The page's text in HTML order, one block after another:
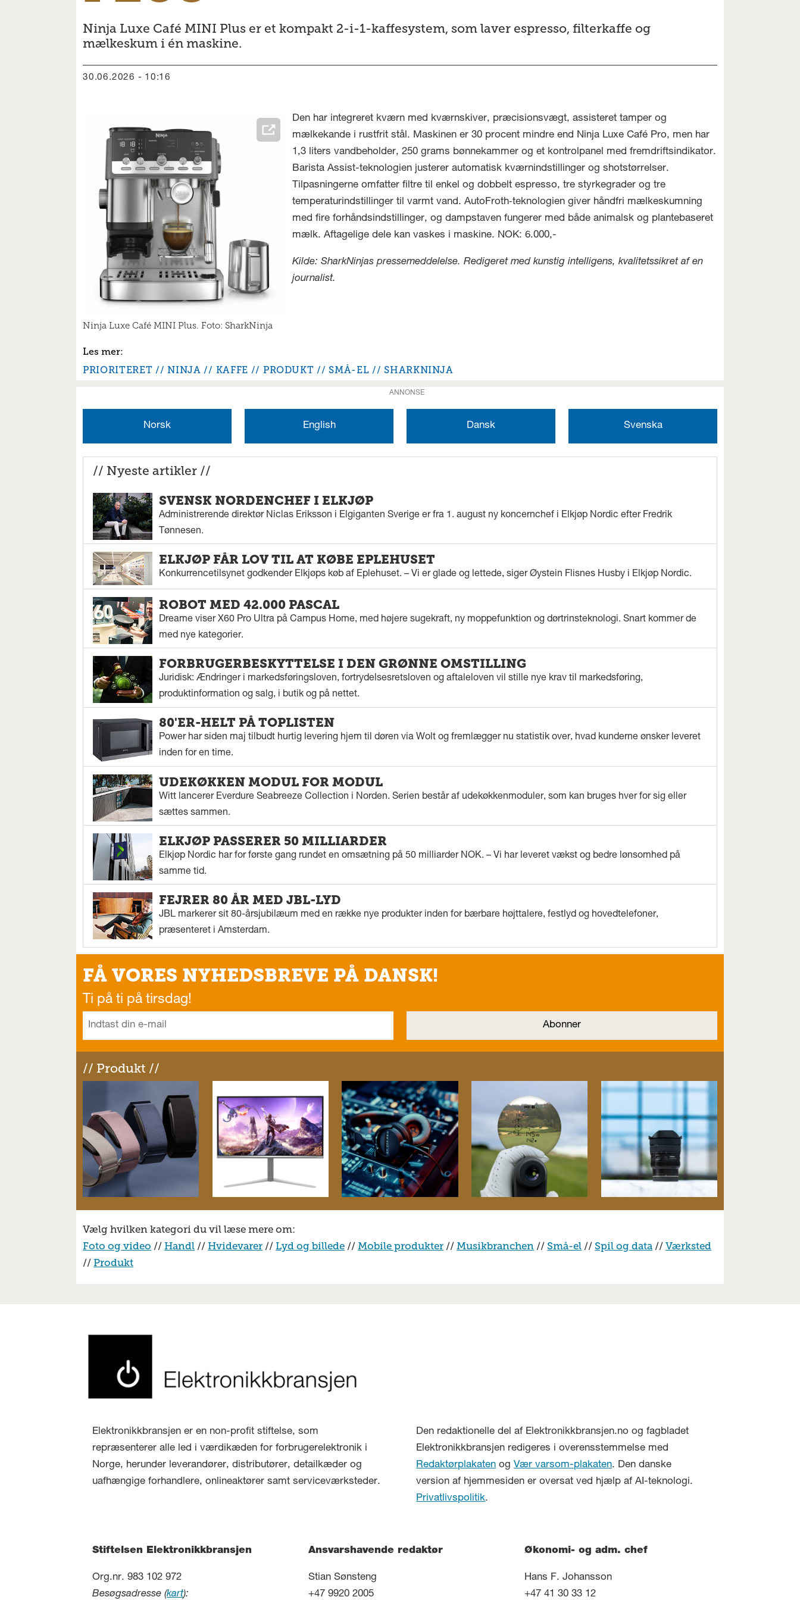
Ninja Luxe Café MINI Plus er et kompakt 2-i-1-kaffesystem, som laver espresso, filterkaffe og
mælkeskum i én maskine.
30.06.2026 - 10:16
Ninja Luxe Café MINI Plus. Foto: SharkNinja
Den har integreret kværn med kværnskiver, præcisionsvægt, assisteret tamper og
mælkekande i rustfrit stål. Maskinen er 30 procent mindre end Ninja Luxe Café Pro, men har
1,3 liters vandbeholder, 250 grams bønnekammer og et kontrolpanel med fremdriftsindikator.
Barista Assist-teknologien justerer automatisk kværnindstillinger og shotstørrelser.
Tilpasningerne omfatter filtre til enkel og dobbelt espresso, tre styrkegrader og tre
temperaturindstillinger til varmt vand. AutoFroth‑teknologien giver håndfri mælkeskumning
med fire forhåndsindstillinger, og dampstaven fungerer med både animalsk og plantebaseret
mælk. Aftagelige dele kan vaskes i maskine. NOK: 6.000,-
Kilde: SharkNinjas pressemeddelelse. Redigeret med kunstig intelligens, kvalitetssikret af en
journalist.
PRIORITERET NINJA KAFFE PRODUKT SMÅ-EL SHARKNINJA
ANNONSE
Norsk English Dansk Svenska
// Nyeste artikler //
SVENSK NORDENCHEF I ELKJØP
Administrerende direktør Niclas Eriksson i Elgiganten Sverige er fra 1. august ny koncernchef i Elkjøp Nordic efter Fredrik
Tønnesen.
ELKJØP FÅR LOV TIL AT KØBE EPLEHUSET
Konkurrencetilsynet godkender Elkjøps køb af Eplehuset. – Vi er glade og lettede, siger Øystein Flisnes Husby i Elkjøp Nordic.
ROBOT MED 42.000 PASCAL
Dreame viser X60 Pro Ultra på Campus Home, med højere sugekraft, ny moppefunktion og dørtrinsteknologi. Snart kommer de
med nye kategorier.
FORBRUGERBESKYTTELSE I DEN GRØNNE OMSTILLING
Juridisk: Ændringer i markedsføringsloven, fortrydelsesretsloven og aftaleloven vil stille nye krav til markedsføring,
produktinformation og salg, i butik og på nettet.
80'ER-HELT PÅ TOPLISTEN
Power har siden maj tilbudt hurtig levering hjem til døren via Wolt og fremlægger nu statistik over, hvad kunderne ønsker leveret
inden for en time.
UDEKØKKEN MODUL FOR MODUL
Witt lancerer Everdure Seabreeze Collection i Norden. Serien består af udekøkkenmoduler, som kan bruges hver for sig eller
sættes sammen.
ELKJØP PASSERER 50 MILLIARDER
Elkjøp Nordic har for første gang rundet en omsætning på 50 milliarder NOK. – Vi har leveret vækst og bedre lønsomhed på
samme tid.
FEJRER 80 ÅR MED JBL-LYD
JBL markerer sit 80-årsjubilæum med en række nye produkter inden for bærbare højttalere, festlyd og hovedtelefoner,
præsenteret i Amsterdam.
FÅ VORES NYHEDSBREVE PÅ DANSK!
Ti på ti på tirsdag!
// Produkt //
Vælg hvilken kategori du vil læse mere om:
Foto og video //Handl //Hvidevarer // Lyd og billede //Mobile produkter //Musikbranchen // Små-el // Spil og data //Værksted
//Produkt
Elektronikkbransjen er en non-profit stiftelse, som
repræsenterer alle led i værdikæden for forbrugerelektronik i
Norge, herunder leverandører, distributører, detailkæder og
uafhængige forhandlere, onlineaktører samt serviceværksteder.
Den redaktionelle del af Elektronikkbransjen.no og fagbladet
Elektronikkbransjen redigeres i overensstemmelse med
Redaktørplakaten ogVær varsom-plakaten. Den danske
version af hjemmesiden er oversat ved hjælp af AI-teknologi.
Privatlivspolitik.
Stiftelsen Elektronikkbransjen
Org.nr. 983 102 972
Besøgsadresse (kart):
Ansvarshavende redaktør
Stian Sønsteng
+47 9920 2005
Økonomi- og adm. chef
Hans F. Johansson
+47 41 30 33 12